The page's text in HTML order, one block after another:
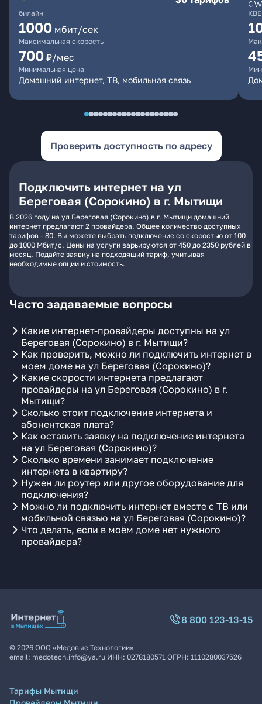
билайн
1000 мбит/сек
Максимальная скорость
700 ₽/мес
Минимальная цена
Домашний интернет, ТВ, мобильная связь
Проверить доступность по адресу
Подключить интернет на ул
Береговая (Сорокино) в г. Мытищи
В 2026 году на ул Береговая (Сорокино) в г. Мытищи домашний
интернет предлагают 2 провайдера. Общее количество доступных
тарифов - 80. Вы можете выбрать подключение со скоростью от 100
до 1000 Мбит/с. Цены на услуги варьируются от 450 до 2350 рублей в
месяц. Подайте заявку на подходящий тариф, учитывая
необходимые опции и стоимость.
Часто задаваемые вопросы
Какие интернет-провайдеры доступны на ул
Береговая (Сорокино) в г. Мытищи?
Как проверить, можно ли подключить интернет в
моем доме на ул Береговая (Сорокино)?
Какие скорости интернета предлагают
провайдеры на ул Береговая (Сорокино) в г.
Мытищи?
Сколько стоит подключение интернета и
абонентская плата?
Как оставить заявку на подключение интернета
на ул Береговая (Сорокино)?
Сколько времени занимает подключение
интернета в квартиру?
Нужен ли роутер или другое оборудование для
подключения?
Можно ли подключить интернет вместе с ТВ или
мобильной связью на ул Береговая (Сорокино)?
Что делать, если в моём доме нет нужного
провайдера?
8 800 123-13-15
© 2026 ООО «Медовые Технологии»
email: medotech.info@ya.ru ИНН: 0278180571 ОГРН: 1110280037526
Тарифы Мытищи